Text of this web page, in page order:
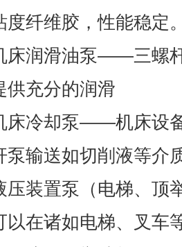
度纤维胶，性能稳定
床润滑油泵——三螺
供充分的润滑
床冷却泵——机床设
泵输送如切削液等介
压装置泵（电梯、顶
以在诸如电梯、叉车